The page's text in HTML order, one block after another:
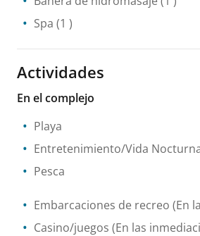
Spa (1 )
Actividades
En el complejo
Playa
Entretenimiento/Vida
Pesca
Embarcaciones de recreo (En
Casino/juegos (En las